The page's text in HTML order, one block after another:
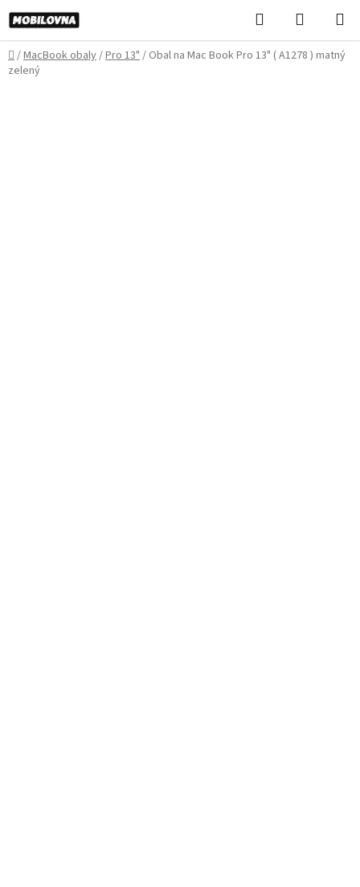
Prejsť
na
obsah
Hľadať
KOŠÍK
Domov
/MacBook obaly/Pro 13"/ Obal na Mac Book Pro 13" ( A1278 ) matný
zelený